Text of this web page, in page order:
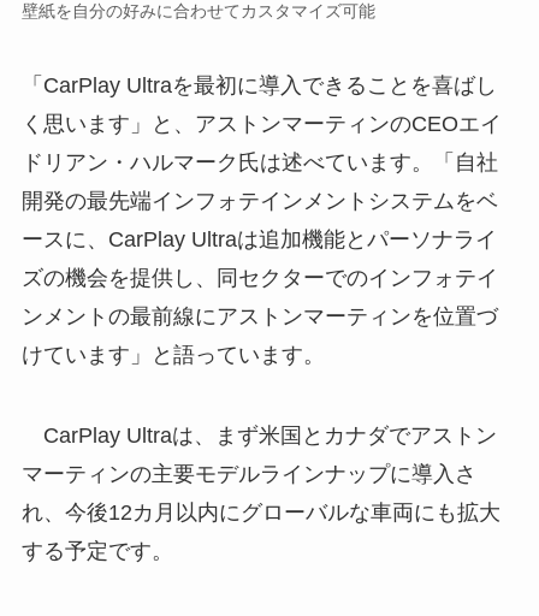
壁紙を自分の好みに合わせてカスタマイズ可能
「CarPlay Ultraを最初に導入できることを喜ばし
く思います」と、アストンマーティンのCEOエイ
ドリアン・ハルマーク氏は述べています。「自社
開発の最先端インフォテインメントシステムをベ
ースに、CarPlay Ultraは追加機能とパーソナライ
ズの機会を提供し、同セクターでのインフォテイ
ンメントの最前線にアストンマーティンを位置づ
けています」と語っています。
CarPlay Ultraは、まず米国とカナダでアストン
マーティンの主要モデルラインナップに導入さ
れ、今後12カ月以内にグローバルな車両にも拡大
する予定です。